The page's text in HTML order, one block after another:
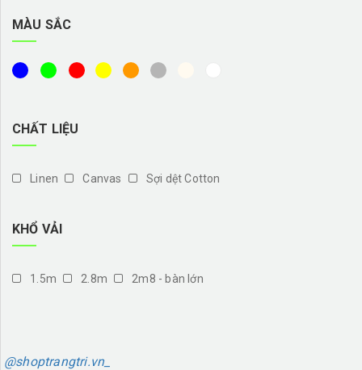
MÀU SẮC
CHẤT LIỆU
Linen Canvas Sợi dệt Cotton
KHỔ VẢI
1.5m 2.8m 2m8 - bàn lớn
@shoptrangtri.vn_